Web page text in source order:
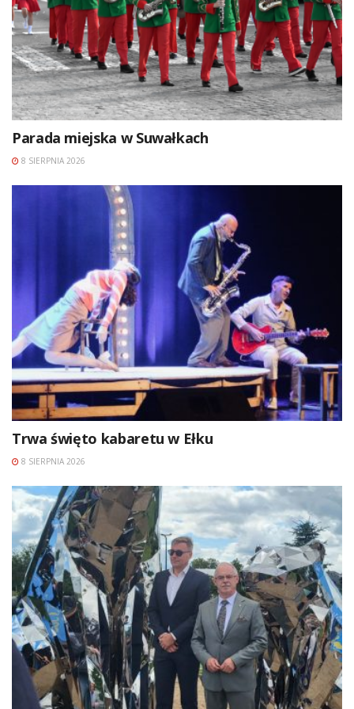
Parada miejska w Suwałkach
8 SIERPNIA 2026
Trwa święto kabaretu w Ełku
8 SIERPNIA 2026